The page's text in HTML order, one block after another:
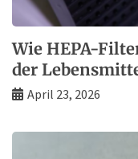
Wie HEPA-
der
April 23, 2026